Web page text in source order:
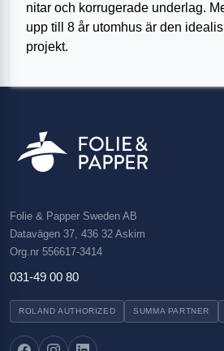
nitar och korrugerade underlag.
upp till 8 år utomhus är den
projekt.
Folie & Papper Sweden AB
Datavägen 37, 436 32 Askim
Org.nr 556617-3414
031-49 00 80
ROLAND AUTHORIZED SUMMA PARTNER